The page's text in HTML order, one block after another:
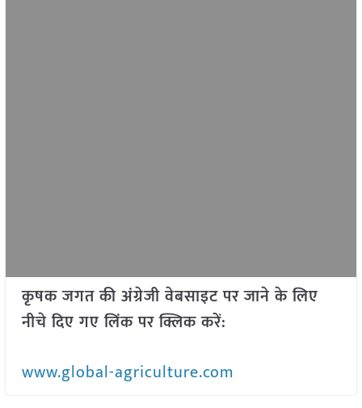
कृषक जगत की अंग्रेजी वेबसाइट पर जाने के लिए
नीचे दिए गए लिंक पर क्लिक करें:
www.global-agriculture.com